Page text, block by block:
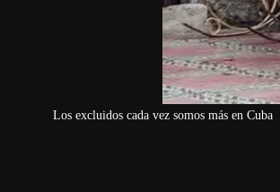
Los excluidos cada vez somos más en Cuba